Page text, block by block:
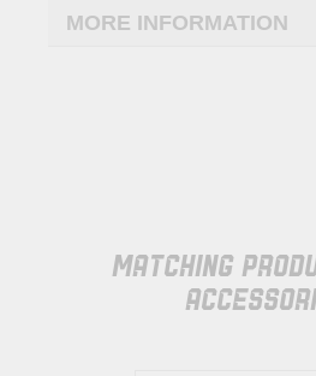
MORE INFORMATION
MATCHING